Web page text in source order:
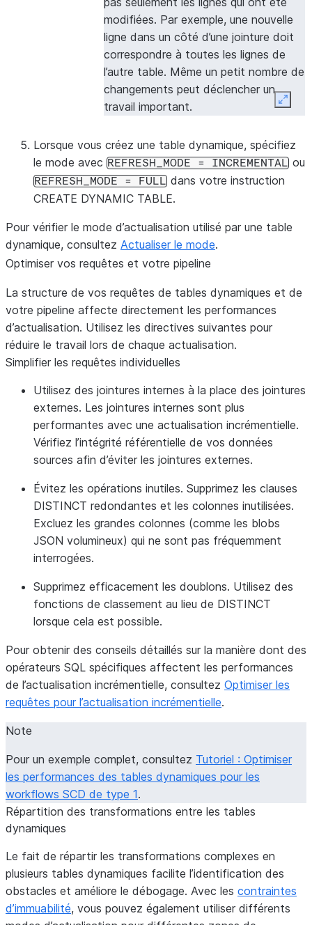
modifiées. Par exemple, une nouvelle
ligne dans un côté d’une jointure doit
correspondre à toutes les lignes de
l’autre table. Même un petit nombre de
changements peut déclencher un
travail important.
Un pourcentage élevé de données
change, votre requête utilise des
opérateurs non pris en charge, ou vos
données manquent de localité.
Automatique
Vous effectuez un prototypage ou
des tests. Évitez AUTO en
production, car son comportement
peut changer selon les versions de
Snowflake.
Lorsque vous créez une table dynamique, spécifiez
le mode avec REFRESH_MODE = INCREMENTAL ou
REFRESH_MODE = FULL dans votre instruction
CREATE DYNAMIC TABLE.
Pour vérifier le mode d’actualisation utilisé par une table
dynamique, consultez Actualiser le mode.
Optimiser vos requêtes et votre pipeline
La structure de vos requêtes de tables dynamiques et de
votre pipeline affecte directement les performances
d’actualisation. Utilisez les directives suivantes pour
réduire le travail lors de chaque actualisation.
Simplifier les requêtes individuelles
Utilisez des jointures internes à la place des jointures
externes. Les jointures internes sont plus
performantes avec une actualisation incrémentielle.
Vérifiez l’intégrité référentielle de vos données
sources afin d’éviter les jointures externes.
Évitez les opérations inutiles. Supprimez les clauses
DISTINCT redondantes et les colonnes inutilisées.
Excluez les grandes colonnes (comme les blobs
JSON volumineux) qui ne sont pas fréquemment
interrogées.
Supprimez efficacement les doublons. Utilisez des
fonctions de classement au lieu de DISTINCT
lorsque cela est possible.
Pour obtenir des conseils détaillés sur la manière dont des
opérateurs SQL spécifiques affectent les performances
de l’actualisation incrémentielle, consultez Optimiser les
requêtes pour l’actualisation incrémentielle.
Note
Pour un exemple complet, consultez Tutoriel : Optimiser
les performances des tables dynamiques pour les
workflows SCD de type 1.
Répartition des transformations entre les tables
dynamiques
Le fait de répartir les transformations complexes en
plusieurs tables dynamiques facilite l’identification des
obstacles et améliore le débogage. Avec les contraintes
d’immuabilité, vous pouvez également utiliser différents